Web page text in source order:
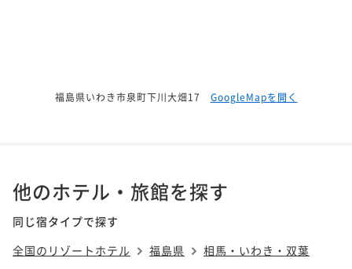
福島県いわき市泉町下川大畑17 GoogleMapを開く
他のホテル・旅館を探す
同じ宿タイプで探す
全国のリゾートホテル
福島県 相馬・いわき・双葉